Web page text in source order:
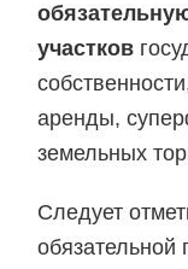
участков
аренды,
земельных
Следует